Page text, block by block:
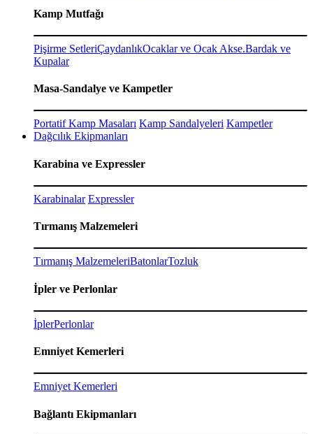
Kamp Mutfağı
Pişirme SetleriÇaydanlıkOcaklar ve Ocak Akse.Bardak ve
Kupalar
Masa-Sandalye ve Kampetler
Portatif Kamp Masaları Kamp Sandalyeleri Kampetler
Dağcılık Ekipmanları
Karabina ve Expressler
Karabinalar Expressler
Tırmanış Malzemeleri
Tırmanış MalzemeleriBatonlarTozluk
İpler ve Perlonlar
İplerPerlonlar
Emniyet Kemerleri
Emniyet Kemerleri
Bağlantı Ekipmanları